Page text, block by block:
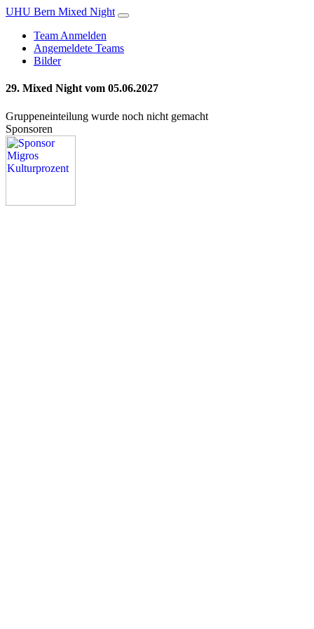
UHU Bern Mixed Night
Team Anmelden
Angemeldete Teams
Bilder
29. Mixed Night vom 05.06.2027
Gruppeneinteilung wurde noch nicht gemacht
Sponsoren